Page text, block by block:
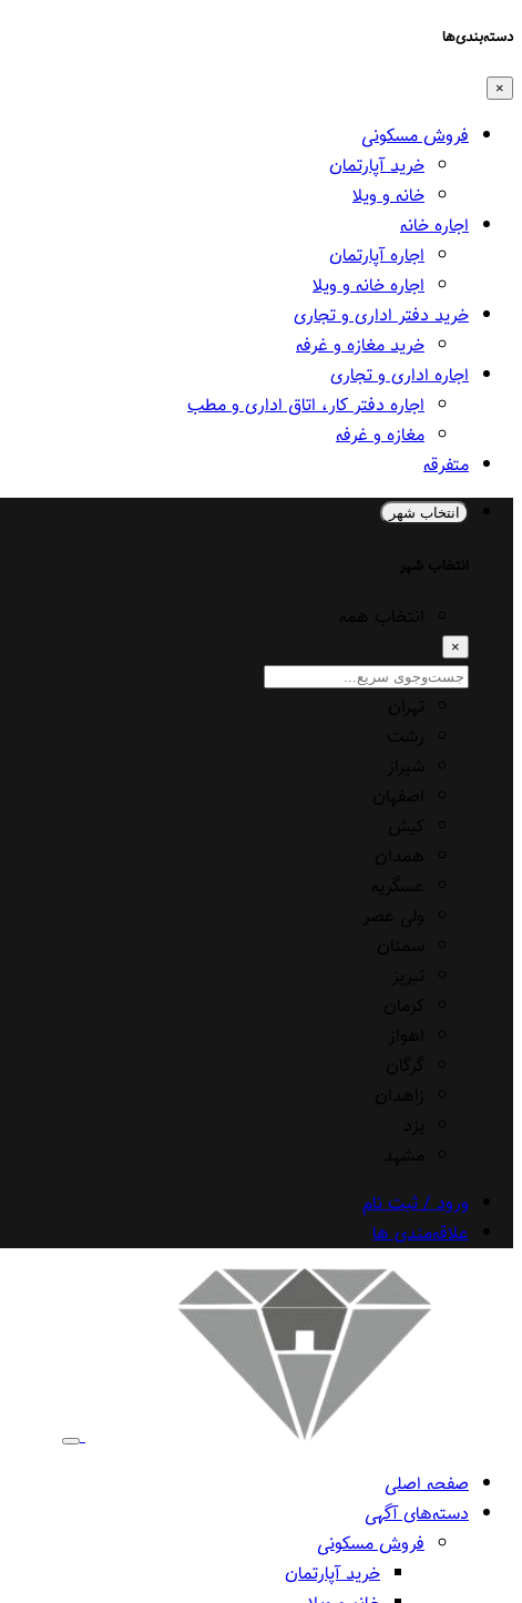
دسته‌بندی‌ها
×
فروش مسکونی
خرید آپارتمان
خانه و ویلا
اجاره خانه
اجاره آپارتمان
اجاره خانه و ویلا
خرید دفتر اداری و تجاری
خرید مغازه و غرفه
اجاره اداری و تجاری
اجاره دفتر کار، اتاق اداری و مطب
مغازه و غرفه
متفرقه
انتخاب شهر
×
ورود / ثبت نام
علاقه‌مندی ها
صفحه اصلی
دسته‌های آگهی
فروش مسکونی
خرید آپارتمان